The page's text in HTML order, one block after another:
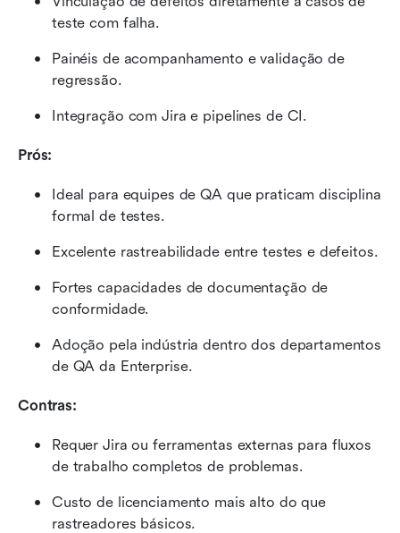
teste com falha.
Painéis de acompanhamento e validação de
regressão.
Integração com Jira e pipelines de CI.
Prós:
Ideal para equipes de QA que praticam disciplina
formal de testes.
Excelente rastreabilidade entre testes e defeitos.
Fortes capacidades de documentação de
conformidade.
Adoção pela indústria dentro dos departamentos
de QA da Enterprise.
Contras:
Requer Jira ou ferramentas externas para fluxos
de trabalho completos de problemas.
Custo de licenciamento mais alto do que
rastreadores básicos.